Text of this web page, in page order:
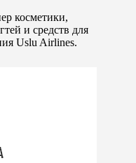
косметики,
и средств для
Uslu Airlines.